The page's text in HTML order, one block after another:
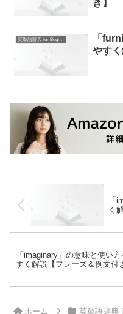
き】
英単語辞典 for Beginners
「
やすく
「
く
「imaginary」の意味と使い
すく解説【フレーズ＆例文付
ホーム 英単語辞典